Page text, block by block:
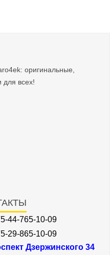
оригинальные,
для всех!
44-765-10-09
29-865-10-09
Дзержинского 34